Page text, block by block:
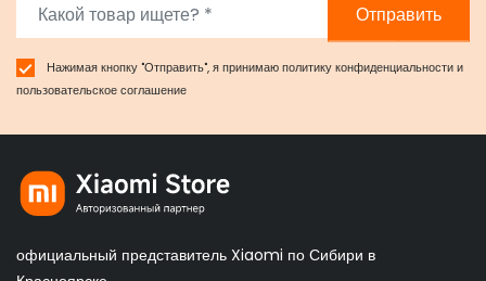
Отправить
Нажимая кнопку "Отправить", я принимаюполитику конфиденциальностии
пользовательское соглашение
официальный представитель Xiaomi по Сибири в